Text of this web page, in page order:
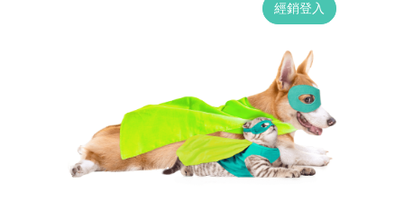
經銷登入